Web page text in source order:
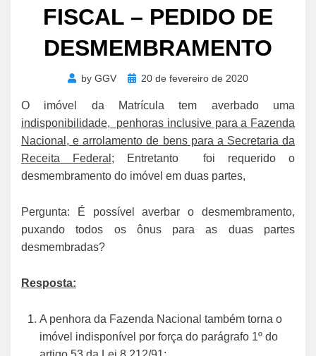
FISCAL – PEDIDO DE
DESMEMBRAMENTO
by GGV
Posted20 de fevereiro de 2020
O imóvel da Matrícula tem averbado uma
indisponibilidade, penhoras inclusive para a Fazenda
Nacional, e arrolamento de bens para a Secretaria da
Receita Federal ; Entretanto foi requerido o
desmembramento do imóvel em duas partes,
Pergunta: É possível averbar o desmembramento,
puxando todos os ônus para as duas partes
desmembradas?
Resposta:
A penhora da Fazenda Nacional também torna o
imóvel indisponível por força do parágrafo 1º do